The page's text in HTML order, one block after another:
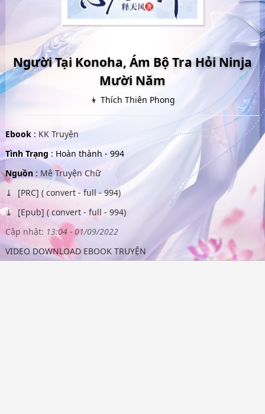
Người Tại Konoha, Ám Bộ Tra Hỏi Ninja
Mười Năm
👦 Thích Thiên Phong
Ebook : KK Truyện
Tình Trạng : Hoàn thành - 994
Nguồn: Mê Truyện Chữ
[PRC] ( convert - full - 994)
[Epub] ( convert - full - 994)
Cập nhật: 13:04 - 01/09/2022
VIDEO DOWNLOAD EBOOK TRUYỆN